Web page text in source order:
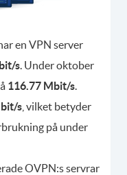
en VPN server
s . Under oktober
116.77 Mbit/s
s , vilket betyder
på under
OVPN:s servrar